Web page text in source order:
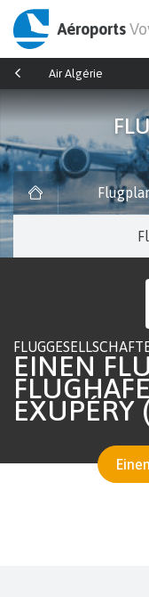
Aéroports
Air Algérie
EINEN
EXUPÉRY